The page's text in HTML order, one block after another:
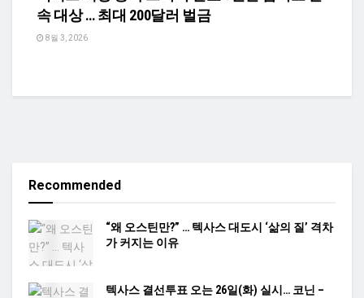
속 대상 … 최대 200달러 벌금
8월 3, 2026
Recommended
“왜 오스틴만?” … 텍사스 대도시 ‘삶의 질’ 격차
가 커지는 이유
텍사스 결선투표 오는 26일(화) 실시… 코닌 –